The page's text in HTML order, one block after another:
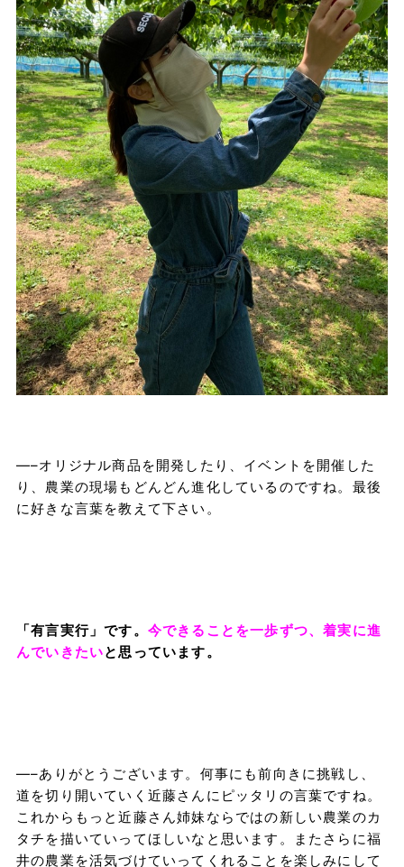
—–オリジナル商品を開発したり、イベントを開催した
り、農業の現場もどんどん進化しているのですね。最後
に好きな言葉を教えて下さい。
「有言実行」です。 今できることを一歩ずつ、着実に進
んでいきたいと思っています。
—–ありがとうございます。何事にも前向きに挑戦し、
道を切り開いていく近藤さんにピッタリの言葉ですね。
これからもっと近藤さん姉妹ならではの新しい農業のカ
タチを描いていってほしいなと思います。またさらに福
井の農業を活気づけていってくれることを楽しみにして